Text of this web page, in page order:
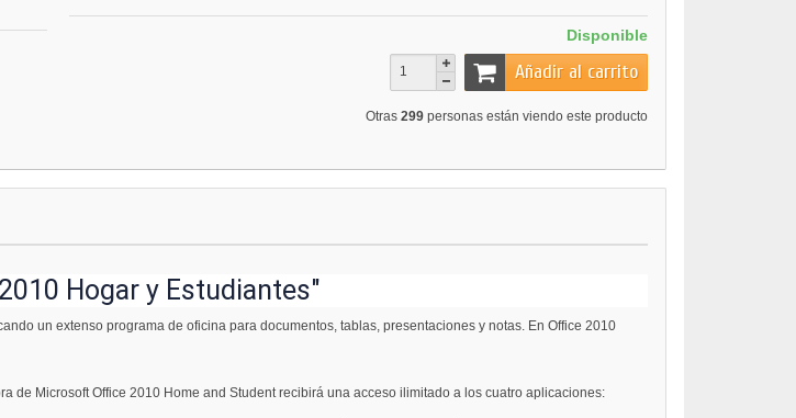
Disponible
Añadir al carrito
Otras 299 personas están viendo este producto
Hogar y Estudiantes"
un extenso programa de oficina para documentos, tablas, presentaciones y notas. En Office 2010
de Microsoft Office 2010 Home and Student recibirá una acceso ilimitado a los cuatro aplicaciones: